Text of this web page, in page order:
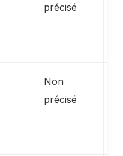
précisé
Non
précisé